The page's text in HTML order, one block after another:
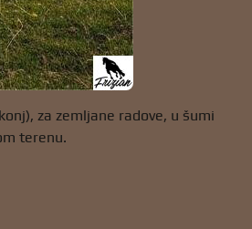
za zemljane radove, u šumi
terenu.